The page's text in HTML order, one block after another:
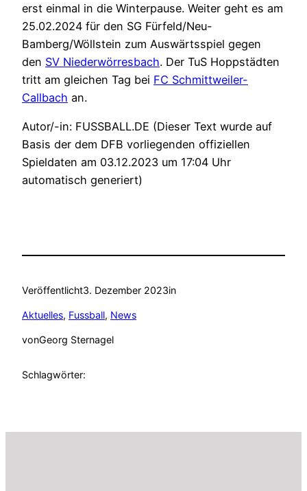
erst einmal in die Winterpause. Weiter geht es am
25.02.2024 für den SG Fürfeld/Neu-
Bamberg/Wöllstein zum Auswärtsspiel gegen
den SV Niederwörresbach. Der TuS Hoppstädten
tritt am gleichen Tag bei FC Schmittweiler-
Callbach an.
Autor/-in: FUSSBALL.DE (Dieser Text wurde auf
Basis der dem DFB vorliegenden offiziellen
Spieldaten am 03.12.2023 um 17:04 Uhr
automatisch generiert)
Veröffentlicht3. Dezember 2023in
Aktuelles, Fussball, News
vonGeorg Sternagel
Schlagwörter: